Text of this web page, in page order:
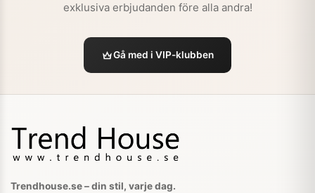
exklusiva erbjudanden före alla andra!
Gå med i VIP-klubben
Trendhouse.se – din stil, varje dag.